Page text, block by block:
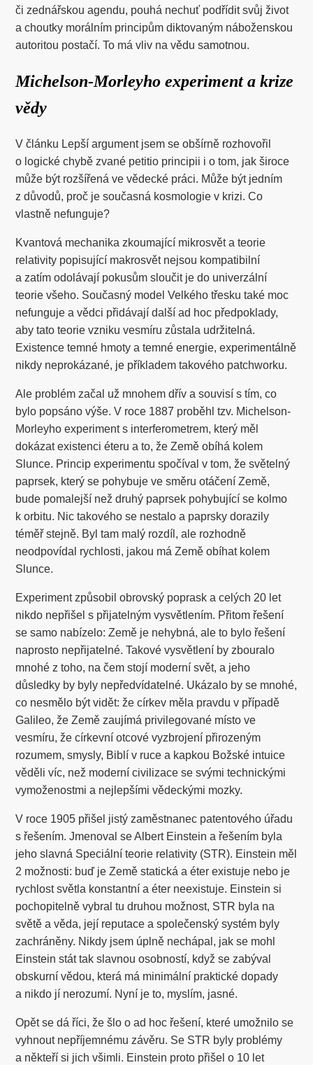
či zednářskou agendu, pouhá nechuť podřídit svůj život
a choutky morálním principům diktovaným náboženskou
autoritou postačí. To má vliv na vědu samotnou.
Michelson-Morleyho experiment a krize
vědy
V článku Lepší argument jsem se obšírně rozhovořil
o logické chybě zvané petitio principii i o tom, jak široce
může být rozšířená ve vědecké práci. Může být jedním
z důvodů, proč je současná kosmologie v krizi. Co
vlastně nefunguje?
Kvantová mechanika zkoumající mikrosvět a teorie
relativity popisující makrosvět nejsou kompatibilní
a zatím odolávají pokusům sloučit je do univerzální
teorie všeho. Současný model Velkého třesku také moc
nefunguje a vědci přidávají další ad hoc předpoklady,
aby tato teorie vzniku vesmíru zůstala udržitelná.
Existence temné hmoty a temné energie, experimentálně
nikdy neprokázané, je příkladem takového patchworku.
Ale problém začal už mnohem dřív a souvisí s tím, co
bylo popsáno výše. V roce 1887 proběhl tzv. Michelson-
Morleyho experiment s interferometrem, který měl
dokázat existenci éteru a to, že Země obíhá kolem
Slunce. Princip experimentu spočíval v tom, že světelný
paprsek, který se pohybuje ve směru otáčení Země,
bude pomalejší než druhý paprsek pohybující se kolmo
k orbitu. Nic takového se nestalo a paprsky dorazily
téměř stejně. Byl tam malý rozdíl, ale rozhodně
neodpovídal rychlosti, jakou má Země obíhat kolem
Slunce.
Experiment způsobil obrovský poprask a celých 20 let
nikdo nepřišel s přijatelným vysvětlením. Přitom řešení
se samo nabízelo: Země je nehybná, ale to bylo řešení
naprosto nepřijatelné. Takové vysvětlení by zbouralo
mnohé z toho, na čem stojí moderní svět, a jeho
důsledky by byly nepředvídatelné. Ukázalo by se mnohé,
co nesmělo být vidět: že církev měla pravdu v případě
Galileo, že Země zaujímá privilegované místo ve
vesmíru, že církevní otcové vyzbrojení přirozeným
rozumem, smysly, Biblí v ruce a kapkou Božské intuice
věděli víc, než moderní civilizace se svými technickými
vymoženostmi a nejlepšími vědeckými mozky.
V roce 1905 přišel jistý zaměstnanec patentového úřadu
s řešením. Jmenoval se Albert Einstein a řešením byla
jeho slavná Speciální teorie relativity (STR). Einstein měl
2 možnosti: buď je Země statická a éter existuje nebo je
rychlost světla konstantní a éter neexistuje. Einstein si
pochopitelně vybral tu druhou možnost, STR byla na
světě a věda, její reputace a společenský systém byly
zachráněny. Nikdy jsem úplně nechápal, jak se mohl
Einstein stát tak slavnou osobností, když se zabýval
obskurní vědou, která má minimální praktické dopady
a nikdo jí nerozumí. Nyní je to, myslím, jasné.
Opět se dá říci, že šlo o ad hoc řešení, které umožnilo se
vyhnout nepříjemnému závěru. Se STR byly problémy
a někteří si jich všimli. Einstein proto přišel o 10 let